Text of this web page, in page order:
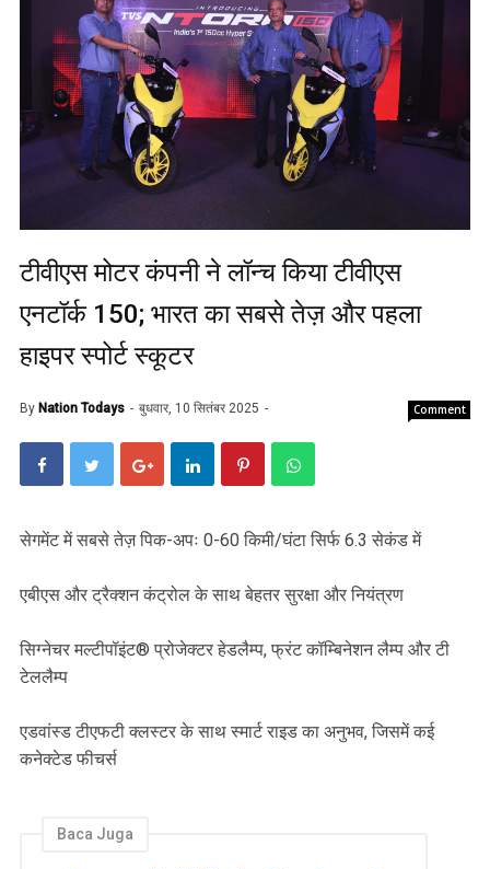
टीवीएस मोटर कंपनी ने लॉन्च किया टीवीएस
एनटॉर्क 150; भारत का सबसे तेज़ और पहला
हाइपर स्पोर्ट स्कूटर
By Nation Todays बुधवार, 10 सितंबर 2025 Comment
सेगमेंट में सबसे तेज़ पिक-अपः 0-60 किमी/घंटा सिर्फ 6.3 सेकंड में
एबीएस और ट्रैक्शन कंट्रोल के साथ बेहतर सुरक्षा और नियंत्रण
सिग्नेचर मल्टीपॉइंट® प्रोजेक्टर हेडलैम्प, फ्रंट कॉम्बिनेशन लैम्प और टी
टेललैम्प
एडवांस्ड टीएफटी क्लस्टर के साथ स्मार्ट राइड का अनुभव, जिसमें कई
कनेक्टेड फीचर्स
Baca Juga